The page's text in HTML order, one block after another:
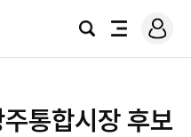
검
전
로
그
통합시장 후보